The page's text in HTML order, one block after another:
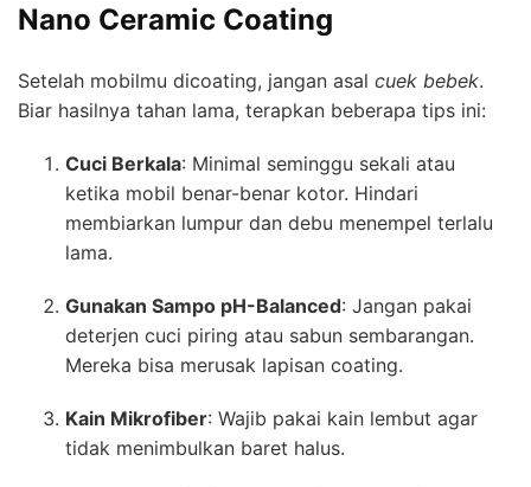
Nano Ceramic Coating
Setelah mobilmu dicoating, jangan asal cuek bebek.
Biar hasilnya tahan lama, terapkan beberapa tips ini:
Cuci Berkala: Minimal seminggu sekali atau
ketika mobil benar-benar kotor. Hindari
membiarkan lumpur dan debu menempel terlalu
lama.
Gunakan Sampo pH-Balanced: Jangan pakai
deterjen cuci piring atau sabun sembarangan.
Mereka bisa merusak lapisan coating.
Kain Mikrofiber: Wajib pakai kain lembut agar
tidak menimbulkan baret halus.